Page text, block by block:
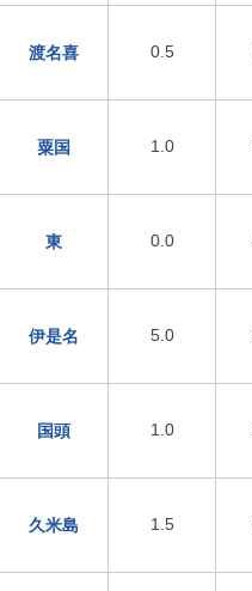
渡名喜 0.5
粟国 1.0
東 0.0
伊是名 5.0
国頭 1.0
久米島 1.5